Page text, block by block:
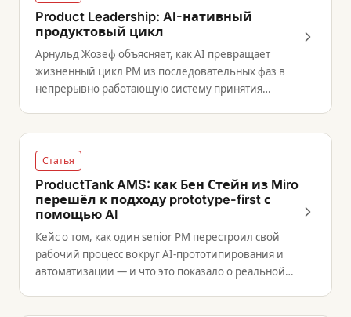
Product Leadership: AI-нативный
продуктовый цикл
Арнульд Жозеф объясняет, как AI превращает
жизненный цикл PM из последовательных фаз в
непрерывно работающую систему принятия
Статья
ProductTank AMS: как Бен Стейн из Miro
перешёл к подходу prototype-first с
помощью AI
Кейс о том, как один senior PM перестроил свой
рабочий процесс вокруг AI-прототипирования и
автоматизации — и что это показало о реальной